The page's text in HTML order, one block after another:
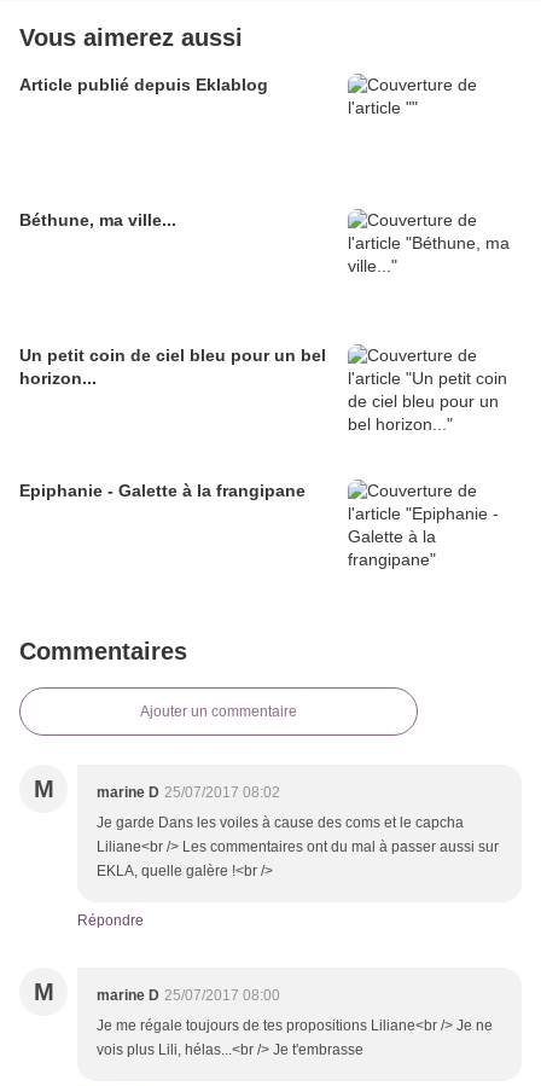
Vous aimerez aussi
Article publié depuis Eklablog
Béthune, ma ville...
Un petit coin de ciel bleu pour un bel
horizon...
Epiphanie - Galette à la frangipane
Commentaires
Ajouter un commentaire
M marine D 25/07/2017 08:02
Je garde Dans les voiles à cause des coms et le capcha
Liliane<br /> Les commentaires ont du mal à passer aussi sur
EKLA, quelle galère !<br />
Répondre
M marine D 25/07/2017 08:00
Je me régale toujours de tes propositions Liliane<br /> Je ne
vois plus Lili, hélas...<br /> Je t'embrasse